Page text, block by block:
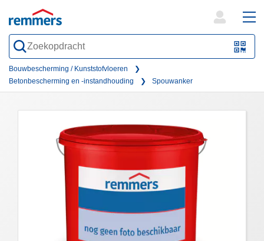
QR-
form
Bouwbescherming / Kunststofvloeren
Betonbescherming en -instandhouding
Spouwanker